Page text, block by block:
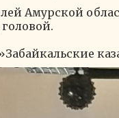
Амурской